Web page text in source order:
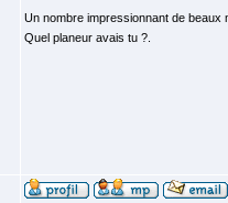
Un nombre impressionnant de beaux
Quel planeur avais tu ?.